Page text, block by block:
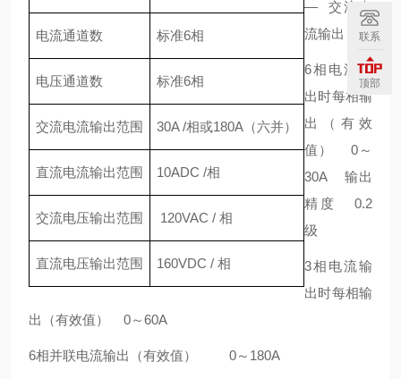
电流通道数 标准6相
电压通道数 标准6相
交流电流输出范围 30A /相或180A（六并）
直流电流输出范围 10ADC /相
交流电压输出范围 120VAC / 相
直流电压输出范围 160VDC / 相
— 交流电
流输出
6相电流输
出时每相输
出（有效
值） 0～
30A 输出
精度 0.2
级
3相电流输
出时每相输
出（有效值） 0～60A
6相并联电流输出（有效值） 0～180A
联系
顶部